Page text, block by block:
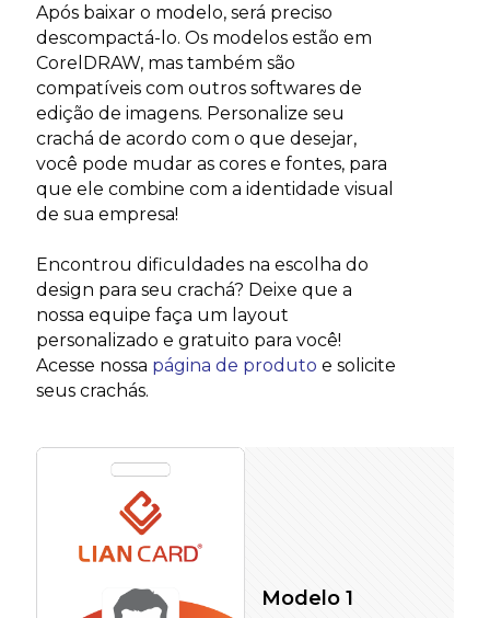
Após baixar o modelo, será preciso
descompactá-lo. Os modelos estão em
CorelDRAW, mas também são
compatíveis com outros softwares de
edição de imagens. Personalize seu
crachá de acordo com o que desejar,
você pode mudar as cores e fontes, para
que ele combine com a identidade visual
de sua empresa!
Encontrou dificuldades na escolha do
design para seu crachá? Deixe que a
nossa equipe faça um layout
personalizado e gratuito para você!
Acesse nossa página de produto e solicite
seus crachás.
Modelo 1